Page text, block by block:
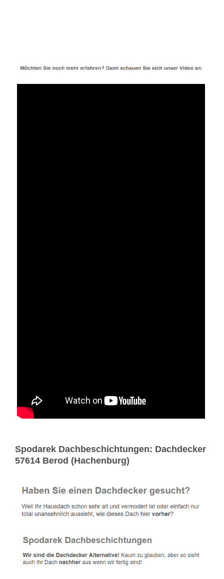
Spodarek Dachbeschichtungen: Dachdecker
57614 Berod (Hachenburg)